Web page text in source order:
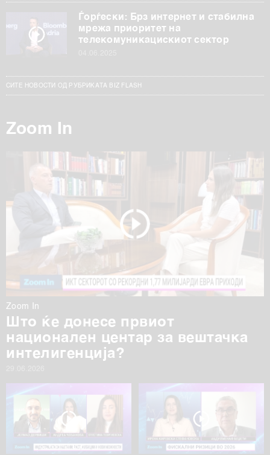
Ѓорѓески: Брз интернет и стабилна
мрежа приоритет на
телекомуникацискиот сектор
СИТЕ НОВОСТИ ОД РУБРИКАТА BIZ FLASH
Zoom In
Zoom In
Што ќе донесе првиот
национален центар за вештачка
интелигенција?